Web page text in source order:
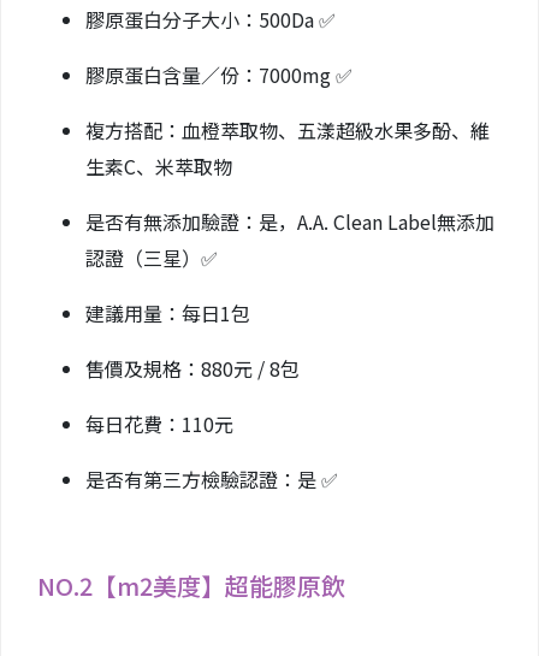
膠原蛋白分子大小：500Da ✅
膠原蛋白含量／份：7000mg ✅
複方搭配：血橙萃取物、五漾超級水果多酚、維
生素C、米萃取物
是否有無添加驗證：是，A.A. Clean Label無添加
認證（三星）✅
建議用量：每日1包
售價及規格：880元 / 8包
每日花費：110元
是否有第三方檢驗認證：是 ✅
NO.2【m2美度】超能膠原飲